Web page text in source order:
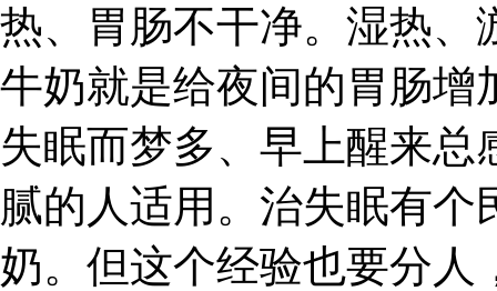
热、胃肠不干净。湿热、
牛奶就是给夜间的胃肠增
失眠而梦多、早上醒来
腻的人适用。治失眠有
奶。但这个经验也要分人